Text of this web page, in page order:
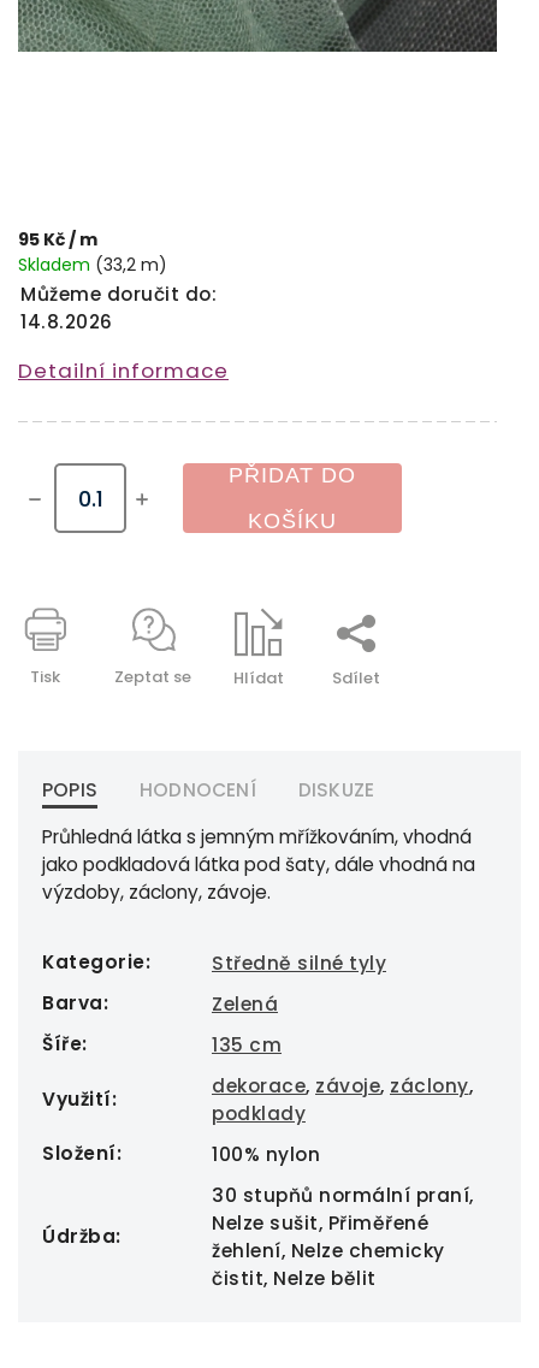
95 Kč/ m
Skladem (33,2 m)
Můžeme doručit do:
14.8.2026
PŘIDAT DO
KOŠÍKU
Detailní informace
Tisk Zeptat se Hlídat Sdílet
POPIS HODNOCENÍ
DISKUZE
Průhledná látka s jemným mřížkováním, vhodná
jako podkladová látka pod šaty, dále vhodná na
výzdoby, záclony, závoje.
Kategorie:
Středně silné tyly
Barva:
Zelená
Šíře: 135 cm
Využití:
dekorace, závoje, záclony,
podklady
Složení: 100% nylon
Údržba:
30 stupňů normální praní,
Nelze sušit, Přiměřené
žehlení, Nelze chemicky
čistit, Nelze bělit